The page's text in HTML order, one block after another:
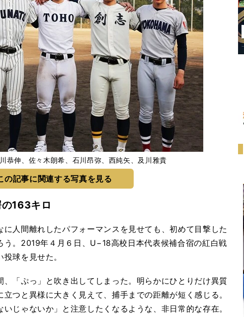
川恭伸、佐々木朗希、石川昂弥、西純矢、及川雅貴
の記事に関連する写真を見る
163キロ
人間離れしたパフォーマンスを見せても、初めて目撃した
う。2019年４月６日、U−18高校日本代表候補合宿の紅白戦
球を見せた。
「ぷっ」と吹き出してしまった。明らかにひとりだけ異質
つと異様に大きく見えて、捕手までの距離が短く感じる。
いじゃないか」と注意したくなるような、非日常的な存在。